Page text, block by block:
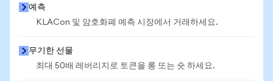
예측
KLACon 및 암호화폐 예측 시장에서 거래하세요.
무기한 선물
최대 50배 레버리지로 토큰을 롱 또는 숏 하세요.